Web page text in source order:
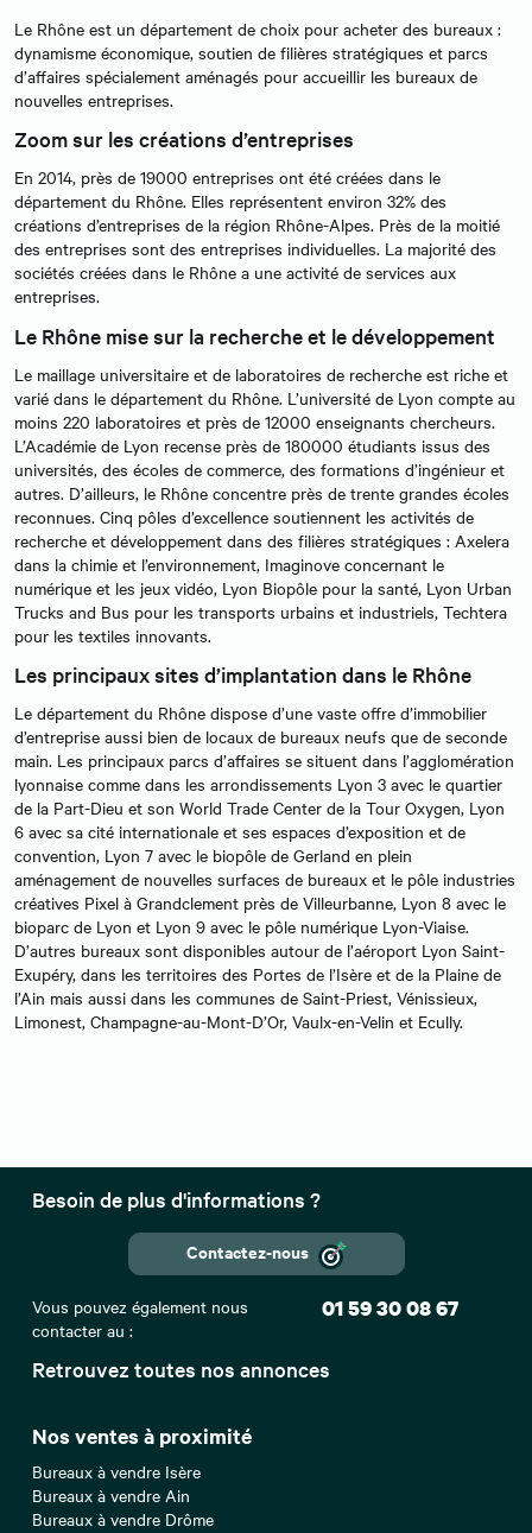
Le Rhône est un département de choix pour acheter des bureaux :
dynamisme économique, soutien de filières stratégiques et parcs
d’affaires spécialement aménagés pour accueillir les bureaux de
nouvelles entreprises.
Zoom sur les créations d’entreprises
En 2014, près de 19000 entreprises ont été créées dans le
département du Rhône. Elles représentent environ 32% des
créations d’entreprises de la région Rhône-Alpes. Près de la moitié
des entreprises sont des entreprises individuelles. La majorité des
sociétés créées dans le Rhône a une activité de services aux
entreprises.
Le Rhône mise sur la recherche et le développement
Le maillage universitaire et de laboratoires de recherche est riche et
varié dans le département du Rhône. L’université de Lyon compte au
moins 220 laboratoires et près de 12000 enseignants chercheurs.
L’Académie de Lyon recense près de 180000 étudiants issus des
universités, des écoles de commerce, des formations d’ingénieur et
autres. D’ailleurs, le Rhône concentre près de trente grandes écoles
reconnues. Cinq pôles d’excellence soutiennent les activités de
recherche et développement dans des filières stratégiques : Axelera
dans la chimie et l’environnement, Imaginove concernant le
numérique et les jeux vidéo, Lyon Biopôle pour la santé, Lyon Urban
Trucks and Bus pour les transports urbains et industriels, Techtera
pour les textiles innovants.
Les principaux sites d’implantation dans le Rhône
Le département du Rhône dispose d’une vaste offre d’immobilier
d’entreprise aussi bien de locaux de bureaux neufs que de seconde
main. Les principaux parcs d’affaires se situent dans l’agglomération
lyonnaise comme dans les arrondissements Lyon 3 avec le quartier
de la Part-Dieu et son World Trade Center de la Tour Oxygen, Lyon
6 avec sa cité internationale et ses espaces d’exposition et de
convention, Lyon 7 avec le biopôle de Gerland en plein
aménagement de nouvelles surfaces de bureaux et le pôle industries
créatives Pixel à Grandclement près de Villeurbanne, Lyon 8 avec le
bioparc de Lyon et Lyon 9 avec le pôle numérique Lyon-Viaise.
D’autres bureaux sont disponibles autour de l’aéroport Lyon Saint-
Exupéry, dans les territoires des Portes de l’Isère et de la Plaine de
l’Ain mais aussi dans les communes de Saint-Priest, Vénissieux,
Limonest, Champagne-au-Mont-D’Or, Vaulx-en-Velin et Ecully.
Retrouvez toutes nos annonces
Nos ventes à proximité
Bureaux à vendre Isère
Bureaux à vendre Ain
Bureaux à vendre Drôme
Besoin de plus d'informations ?
Contactez-nous
Vous pouvez également nous
contacter au :
01 59 30 08 67